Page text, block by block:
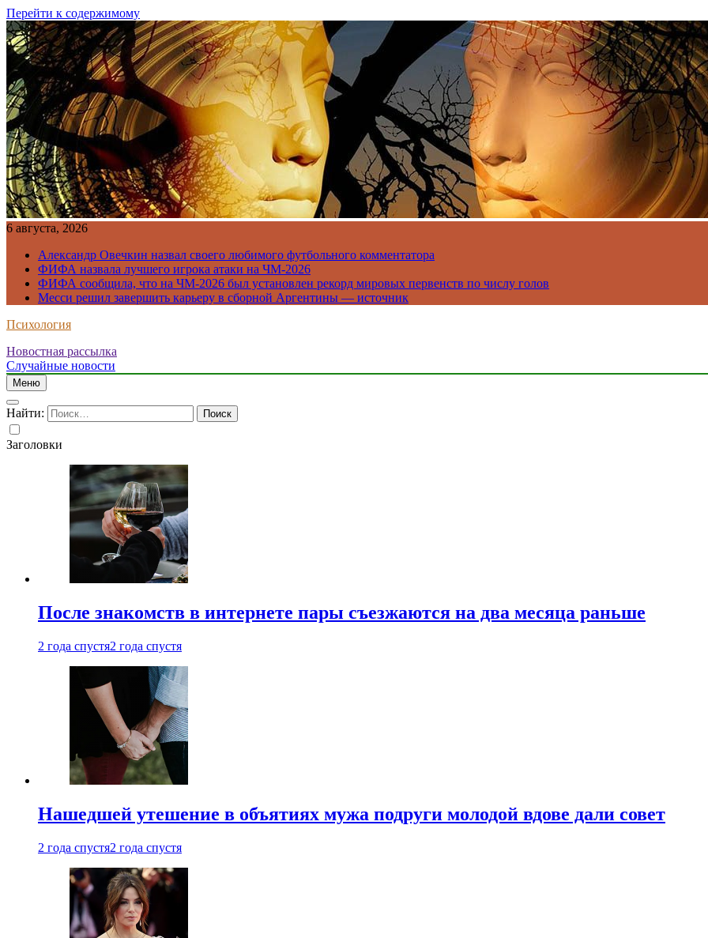
Перейти к содержимому
6 августа, 2026
Александр Овечкин назвал своего любимого футбольного комментатора
ФИФА назвала лучшего игрока атаки на ЧМ-2026
ФИФА сообщила, что на ЧМ-2026 был установлен рекорд мировых первенств по числу голов
Месси решил завершить карьеру в сборной Аргентины — источник
Психология
Новостная рассылка
Случайные новости
Меню
Найти:
Заголовки
После знакомств в интернете пары съезжаются на два месяца раньше
2 года спустя2 года спустя
Нашедшей утешение в объятиях мужа подруги молодой вдове дали совет
2 года спустя2 года спустя